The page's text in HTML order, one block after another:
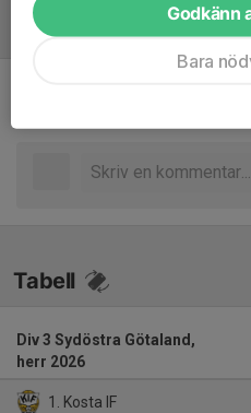
Referat
Tabell
Div 3 Sydöstra Götaland,
herr 2026
1. Kosta IF
Godkänn
Bara